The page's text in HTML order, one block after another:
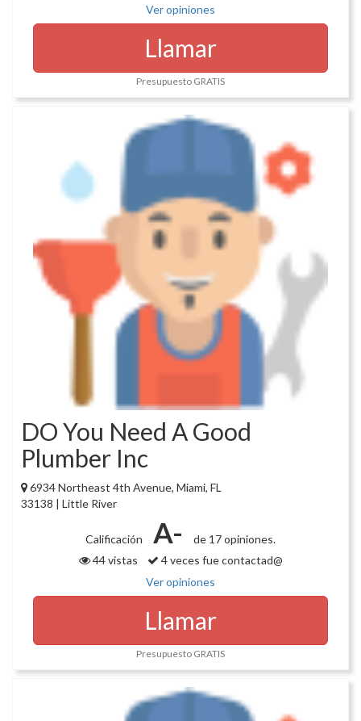
Ver opiniones
Llamar
Presupuesto GRATIS
DO You Need A Good
Plumber Inc
6934 Northeast 4th Avenue, Miami, FL
33138 | Little River
Calificación A-
de 17 opiniones.
44 vistas
4 veces fue contactad@
Ver opiniones
Llamar
Presupuesto GRATIS